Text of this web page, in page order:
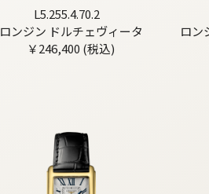
L5.255.4.70.2
ロンジン ドルチェヴィータ
￥246,400 (税込)
ロン